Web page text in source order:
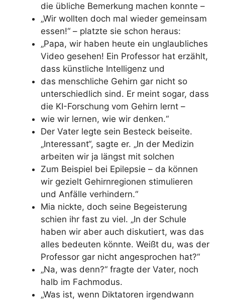
die übliche Bemerkung machen konnte –
„Wir wollten doch mal wieder gemeinsam
essen!“ – platzte sie schon heraus:
„Papa, wir haben heute ein unglaubliches
Video gesehen! Ein Professor hat erzählt,
dass künstliche Intelligenz und
das menschliche Gehirn gar nicht so
unterschiedlich sind. Er meint sogar, dass
die KI-Forschung vom Gehirn lernt –
wie wir lernen, wie wir denken.“
Der Vater legte sein Besteck beiseite.
„Interessant“, sagte er. „In der Medizin
arbeiten wir ja längst mit solchen
Zum Beispiel bei Epilepsie – da können
wir gezielt Gehirnregionen stimulieren
und Anfälle verhindern.“
Mia nickte, doch seine Begeisterung
schien ihr fast zu viel. „In der Schule
haben wir aber auch diskutiert, was das
alles bedeuten könnte. Weißt du, was der
Professor gar nicht angesprochen hat?“
„Na, was denn?“ fragte der Vater, noch
halb im Fachmodus.
„Was ist, wenn Diktatoren irgendwann